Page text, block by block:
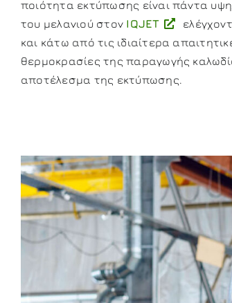
ποιότητα εκτύπωσης είναι πάντα
του μελανιού στον IQJET
και κάτω από τις ιδιαίτερα
θερμοκρασίες της παραγωγής
αποτέλεσμα της εκτύπωσης.